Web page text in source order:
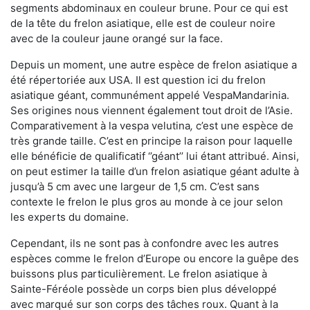
segments abdominaux en couleur brune. Pour ce qui est
de la tête du frelon asiatique, elle est de couleur noire
avec de la couleur jaune orangé sur la face.
Depuis un moment, une autre espèce de frelon asiatique a
été répertoriée aux USA. Il est question ici du frelon
asiatique géant, communément appelé VespaMandarinia.
Ses origines nous viennent également tout droit de l’Asie.
Comparativement à la vespa velutina, c’est une espèce de
très grande taille. C’est en principe la raison pour laquelle
elle bénéficie de qualificatif ‘’géant’’ lui étant attribué. Ainsi,
on peut estimer la taille d’un frelon asiatique géant adulte à
jusqu’à 5 cm avec une largeur de 1,5 cm. C’est sans
contexte le frelon le plus gros au monde à ce jour selon
les experts du domaine.
Cependant, ils ne sont pas à confondre avec les autres
espèces comme le frelon d’Europe ou encore la guêpe des
buissons plus particulièrement. Le frelon asiatique à
Sainte-Féréole possède un corps bien plus développé
avec marqué sur son corps des tâches roux. Quant à la